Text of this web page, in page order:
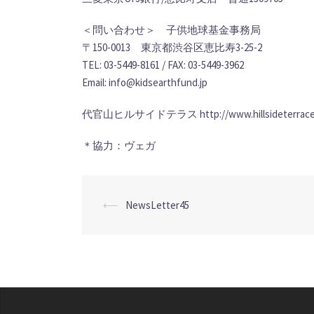
＜問い合わせ＞ 子供地球基金事務局
〒150-0013 東京都渋谷区恵比寿3-25-2
TEL: 03-5449-8161 / FAX: 03-5449-3962
Email: info@kidsearthfund.jp
代官山ヒルサイドテラス http://
＊協力：ヴェガ
投
⟵ NewsLetter45